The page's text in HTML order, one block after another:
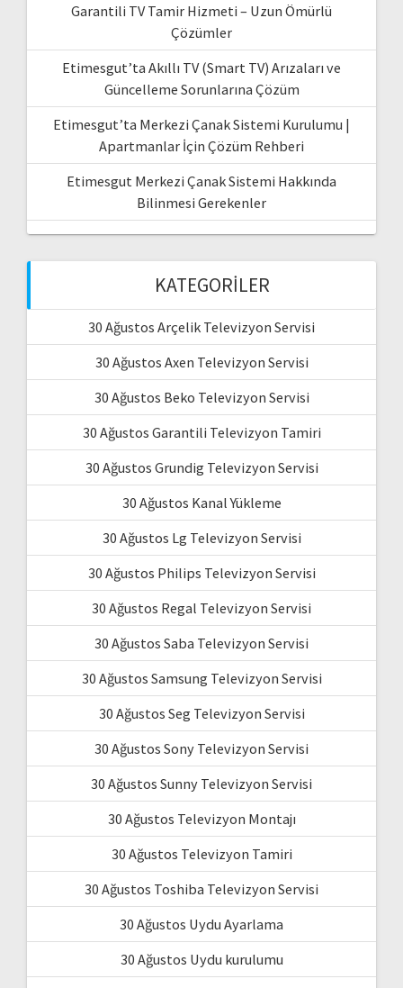
Garantili TV Tamir Hizmeti – Uzun Ömürlü
Çözümler
Etimesgut’ta Akıllı TV (Smart TV) Arızaları ve
Güncelleme Sorunlarına Çözüm
Etimesgut’ta Merkezi Çanak Sistemi Kurulumu |
Apartmanlar İçin Çözüm Rehberi
Etimesgut Merkezi Çanak Sistemi Hakkında
Bilinmesi Gerekenler
KATEGORILER
30 Ağustos Arçelik Televizyon Servisi
30 Ağustos Axen Televizyon Servisi
30 Ağustos Beko Televizyon Servisi
30 Ağustos Garantili Televizyon Tamiri
30 Ağustos Grundig Televizyon Servisi
30 Ağustos Kanal Yükleme
30 Ağustos Lg Televizyon Servisi
30 Ağustos Philips Televizyon Servisi
30 Ağustos Regal Televizyon Servisi
30 Ağustos Saba Televizyon Servisi
30 Ağustos Samsung Televizyon Servisi
30 Ağustos Seg Televizyon Servisi
30 Ağustos Sony Televizyon Servisi
30 Ağustos Sunny Televizyon Servisi
30 Ağustos Televizyon Montajı
30 Ağustos Televizyon Tamiri
30 Ağustos Toshiba Televizyon Servisi
30 Ağustos Uydu Ayarlama
30 Ağustos Uydu kurulumu